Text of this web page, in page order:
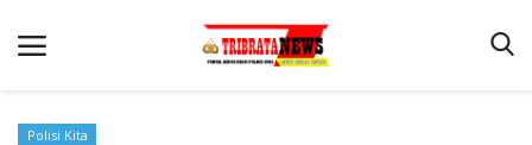
Polisi Kita